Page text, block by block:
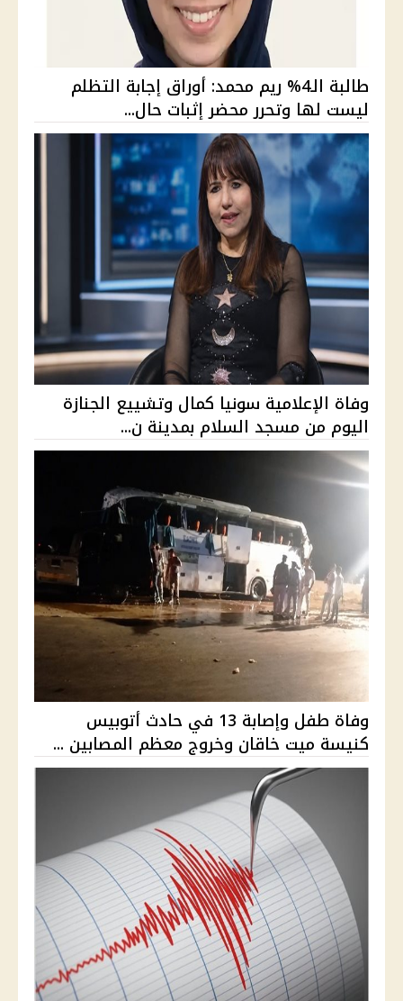
طالبة الـ4% ريم محمد: أوراق إجابة التظلم
ليست لها وتحرر محضر إثبات حال...
وفاة الإعلامية سونيا كمال وتشييع الجنازة
اليوم من مسجد السلام بمدينة ن...
وفاة طفل وإصابة 13 في حادث أتوبيس
كنيسة ميت خاقان وخروج معظم المصابين ...